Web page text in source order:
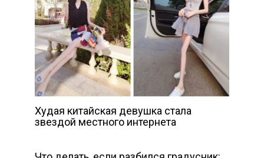
Худая китайская девушка стала
звездой местного интернета